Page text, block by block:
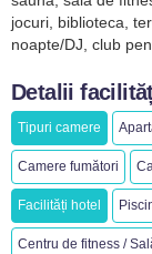
jocuri, biblioteca,
noapte/DJ, club
Detalii
Tipuri camere
Camere fumători
Facilități hotel
Centru de fitness /